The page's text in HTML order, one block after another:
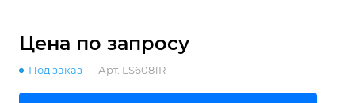
Цена по запросу
Под заказ Арт. LS6081R